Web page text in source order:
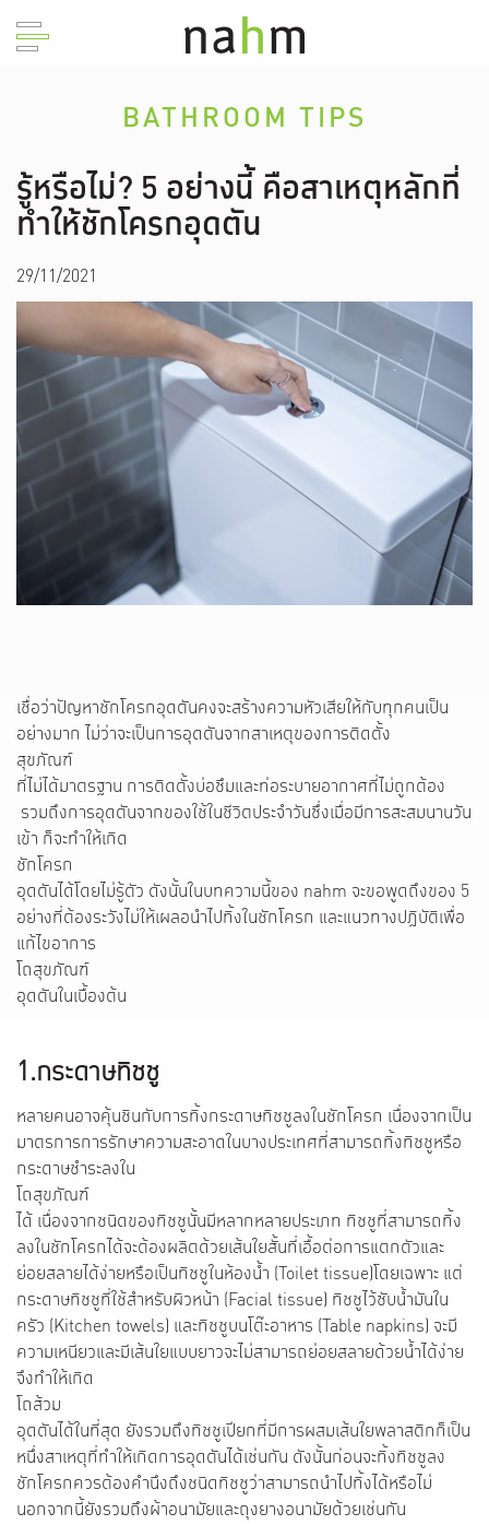
BATHROOM TIPS
รู้หรือไม่? 5 อย่างนี้ คือสาเหตุหลักที่
ทำให้ชักโครกอุดตัน
29/11/2021
เชื่อว่าปัญหาชักโครกอุดตันคงจะสร้างความหัวเสียให้กับทุกคนเป็น
อย่างมาก ไม่ว่าจะเป็นการอุดตันจากสาเหตุของการติดตั้ง
สุขภัณฑ์
ที่ไม่ได้มาตรฐาน การติดตั้งบ่อซึมและท่อระบายอากาศที่ไม่ถูกต้อง
รวมถึงการอุดตันจากของใช้ในชีวิตประจำวันซึ่งเมื่อมีการสะสมนานวัน
เข้า ก็จะทำให้เกิด
ชักโครก
อุดตันได้โดยไม่รู้ตัว ดังนั้นในบทความนี้ของ nahm จะขอพูดถึงของ 5
อย่างที่ต้องระวังไม่ให้เผลอนำไปทิ้งในชักโครก และแนวทางปฏิบัติเพื่อ
แก้ไขอาการ
โถสุขภัณฑ์
อุดตันในเบื้องต้น
1.กระดาษทิชชู
หลายคนอาจคุ้นชินกับการทิ้งกระดาษทิชชูลงในชักโครก เนื่องจากเป็น
มาตรการการรักษาความสะอาดในบางประเทศที่สามารถทิ้งทิชชูหรือ
กระดาษชำระลงใน
โถสุขภัณฑ์
ได้ เนื่องจากชนิดของทิชชูนั้นมีหลากหลายประเภท ทิชชูที่สามารถทิ้ง
ลงในชักโครกได้จะต้องผลิตด้วยเส้นใยสั้นที่เอื้อต่อการแตกตัวและ
ย่อยสลายได้ง่ายหรือเป็นทิชชูในห้องน้ำ (Toilet tissue)โดยเฉพาะ แต่
กระดาษทิชชูที่ใช้สำหรับผิวหน้า (Facial tissue) ทิชชูไว้ซับน้ำมันใน
ครัว (Kitchen towels) และทิชชูบนโต๊ะอาหาร (Table napkins) จะมี
ความเหนียวและมีเส้นใยแบบยาวจะไม่สามารถย่อยสลายด้วยน้ำได้ง่าย
จึงทำให้เกิด
โถส้วม
อุดตันได้ในที่สุด ยังรวมถึงทิชชูเปียกที่มีการผสมเส้นใยพลาสติกก็เป็น
หนึ่งสาเหตุที่ทำให้เกิดการอุดตันได้เช่นกัน ดังนั้นก่อนจะทิ้งทิชชูลง
ชักโครกควรต้องคำนึงถึงชนิดทิชชูว่าสามารถนำไปทิ้งได้หรือไม่
นอกจากนี้ยังรวมถึงผ้าอนามัยและถุงยางอนามัยด้วยเช่นกัน